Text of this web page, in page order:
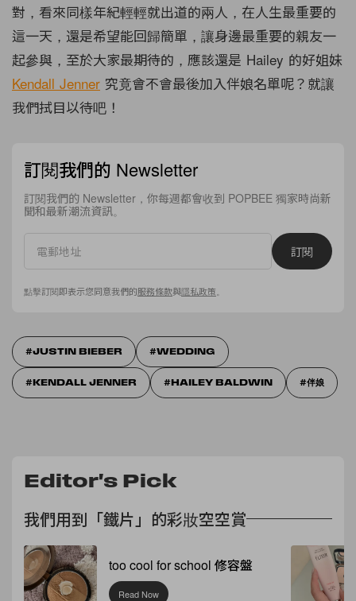
對，看來同樣年紀輕輕就出道的兩人，在人生最重要的
這一天，還是希望能回歸簡單，讓身邊最重要的親友一
起參與，至於大家最期待的，應該還是 Hailey 的好姐妹
Kendall Jenner 究竟會不會最後加入伴娘名單呢？就讓
我們拭目以待吧！
訂閱我們的 Newsletter
訂閱我們的 Newsletter，你每週都會收到 POPBEE 獨家時尚新
聞和最新潮流資訊。
訂閱
點擊訂閱即表示您同意我們的服務條款與隱私政策
JUSTIN BIEBER WEDDING
KENDALL JENNER HAILEY BALDWIN 伴娘
Editor's Pick
我們用到「鐵片」的彩妝空空賞
too cool for school 修容盤
Read Now